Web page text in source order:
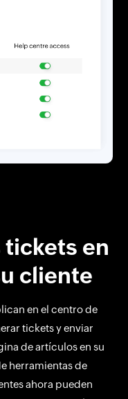
tickets en
cliente
en el centro de
tickets y enviar
de artículos en su
herramientas de
ahora pueden